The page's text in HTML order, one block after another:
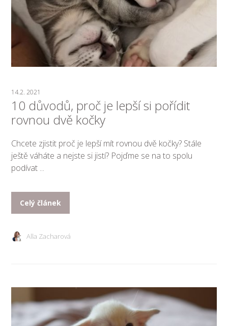
14.2. 2021
10 důvodů, proč je lepší si pořídit
rovnou dvě kočky
Chcete zjistit proč je lepší mít rovnou dvě kočky? Stále
ještě váháte a nejste si jistí? Pojďme se na to spolu
podívat ...
Celý článek
Alla Zacharová